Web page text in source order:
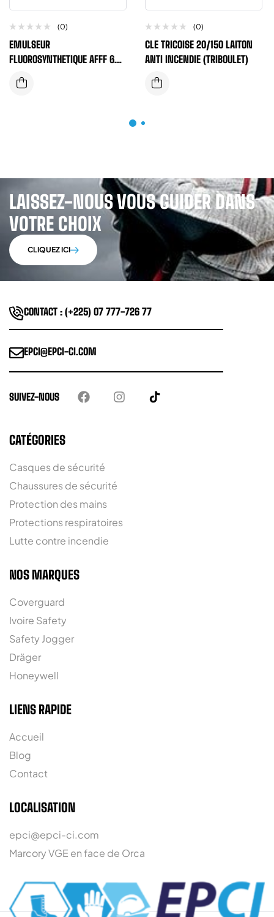
(0)
EMULSEUR
FLUOROSYNTHETIQUE AFFF 6%
FILMFOAM716 20 LITRES ET
200 LITRES
(0)
CLE TRICOISE 20/150 LAITON
ANTI INCENDIE (TRIBOULET)
LAISSEZ-NOUS VOUS GUIDER DANS
VOTRE CHOIX
CLIQUEZ ICI
CONTACT : (+225) 07 777-726 77
EPCI@EPCI-CI.COM
SUIVEZ-NOUS
CATÉGORIES
Casques de sécurité
Chaussures de sécurité
Protection des mains
Protections respiratoires
Lutte contre incendie
NOS MARQUES
Coverguard
Ivoire Safety
Safety Jogger
Dräger
Honeywell
LIENS RAPIDE
Accueil
Blog
Contact
LOCALISATION
epci@epci-ci.com
Marcory VGE en face de Orca